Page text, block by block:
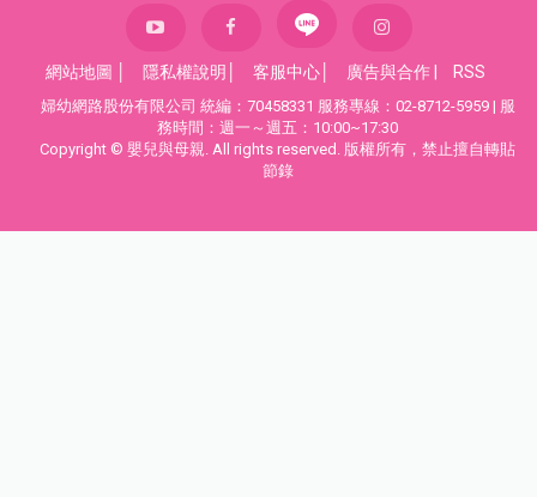
網站地圖 隱私權說明 客服中心 廣告與合作 RSS
婦幼網路股份有限公司 統編：70458331 服務專線：02-8712-5959 | 服
務時間：週一～週五：10:00~17:30
Copyright © 嬰兒與母親. All rights reserved. 版權所有，禁止擅自轉貼
節錄